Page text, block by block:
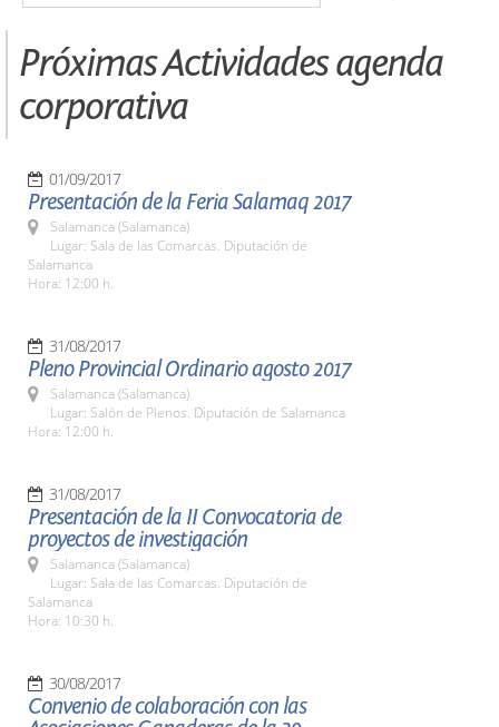
Próximas Actividades agenda
corporativa
01/09/2017
Presentación de la Feria Salamaq 2017
Salamanca (Salamanca)
Lugar: Sala de las Comarcas. Diputación de
Salamanca
Hora: 12:00 h.
31/08/2017
Pleno Provincial Ordinario agosto 2017
Salamanca (Salamanca)
Lugar: Salón de Plenos. Diputación de Salamanca
Hora: 12:00 h.
31/08/2017
Presentación de la II Convocatoria de
proyectos de investigación
Salamanca (Salamanca)
Lugar: Sala de las Comarcas. Diputación de
Salamanca
Hora: 10:30 h.
30/08/2017
Convenio de colaboración con las